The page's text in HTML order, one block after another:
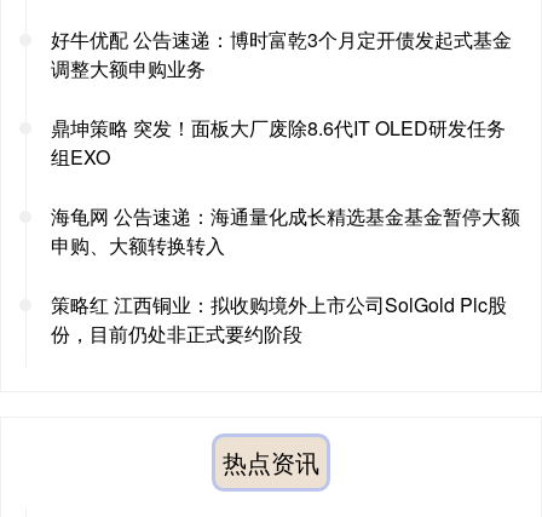
好牛优配 公告速递：博时富乾3个月定开债发起式基金
调整大额申购业务
鼎坤策略 突发！面板大厂废除8.6代IT OLED研发任务
组EXO
海龟网 公告速递：海通量化成长精选基金基金暂停大额
申购、大额转换转入
策略红 江西铜业：拟收购境外上市公司SolGold Plc股
份，目前仍处非正式要约阶段
热点资讯